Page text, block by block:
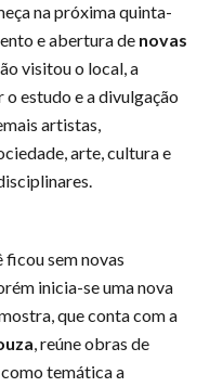
na próxima quinta-
e abertura de novas
visitou o local, a
o estudo e a divulgação
artistas,
arte, cultura e
sem novas
inicia-se uma nova
que conta com a
, reúne obras de
temática a